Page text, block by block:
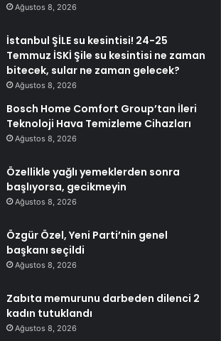
Ağustos 8, 2026
İstanbul ŞİLE su kesintisi! 24-25
Temmuz İSKİ Şile su kesintisi ne zaman
bitecek, sular ne zaman gelecek?
Ağustos 8, 2026
Bosch Home Comfort Group’tan İleri
Teknoloji Hava Temizleme Cihazları
Ağustos 8, 2026
Özellikle yağlı yemeklerden sonra
başlıyorsa, gecikmeyin
Ağustos 8, 2026
Özgür Özel, Yeni Parti’nin genel
başkanı seçildi
Ağustos 8, 2026
Zabıta memurunu darbeden dilenci 2
kadın tutuklandı
Ağustos 8, 2026